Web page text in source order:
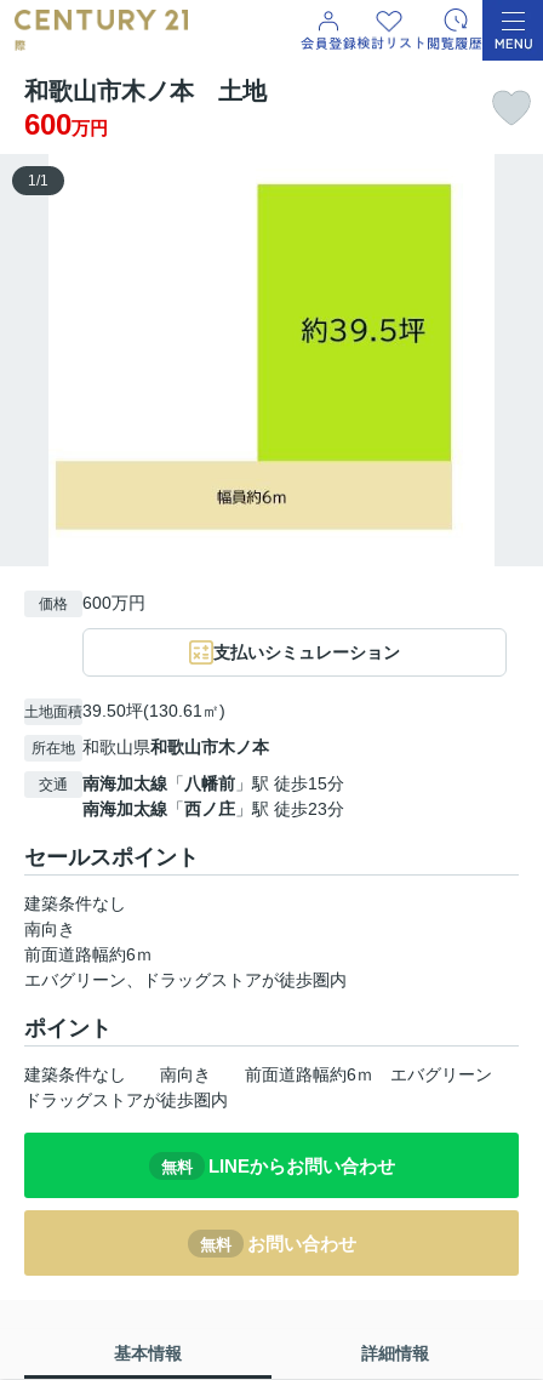
和歌山市木ノ本 土地
600万円
1/1
価格 600万円
支払いシミュレーション
土地面積39.50坪(130.61㎡)
所在地 和歌山県和歌山市木ノ本
交通 南海加太線 「八幡前 」駅 徒歩15分
南海加太線 「西ノ庄 」駅 徒歩23分
セールスポイント
建築条件なし
南向き
前面道路幅約6ｍ
エバグリーン、ドラッグストアが徒歩圏内
ポイント
建築条件なし 南向き 前面道路幅約6ｍ
エバグリーン
ドラッグストアが徒歩圏内
無料 LINEからお問い合わせ
無料 お問い合わせ
基本情報 詳細情報